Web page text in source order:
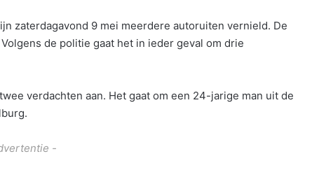
zaterdagavond 9 mei meerdere autoruiten vernield. De
de politie gaat het in ieder geval om drie
verdachten aan. Het gaat om een 24-jarige man uit de
-